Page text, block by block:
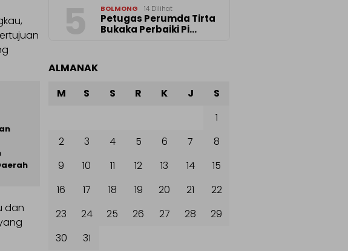
dan
BOLMONG 14 Dilihat
Petugas Perumda Tirta
Bukaka Perbaiki Pi…
ALMANAK
M S S R K J
S
1
2
3 4 5 6 7
8
9
10 11 12 13 14
15
16
17 18 19 20 21
22
23
24 25 26 27 28
29
30
31